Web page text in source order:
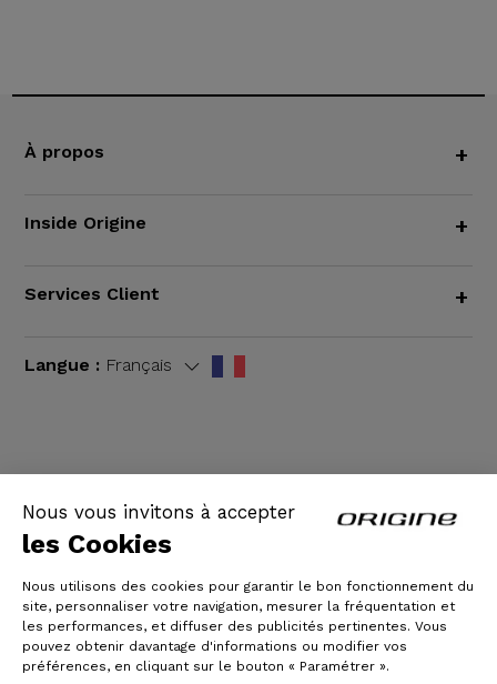
Nous vous invitons à accepter
les Cookies
Nous utilisons des cookies pour garantir le bon fonctionnement du
site, personnaliser votre navigation, mesurer la fréquentation et
les performances, et diffuser des publicités pertinentes. Vous
pouvez obtenir davantage d'informations ou modifier vos
préférences, en cliquant sur le bouton « Paramétrer ».
À propos +
Inside Origine +
Services Client +
Langue : Français